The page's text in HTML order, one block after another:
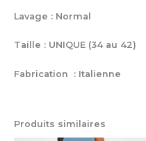
Lavage : Normal
Taille : UNIQUE (34 au 42)
Fabrication : Italienne
Produits similaires